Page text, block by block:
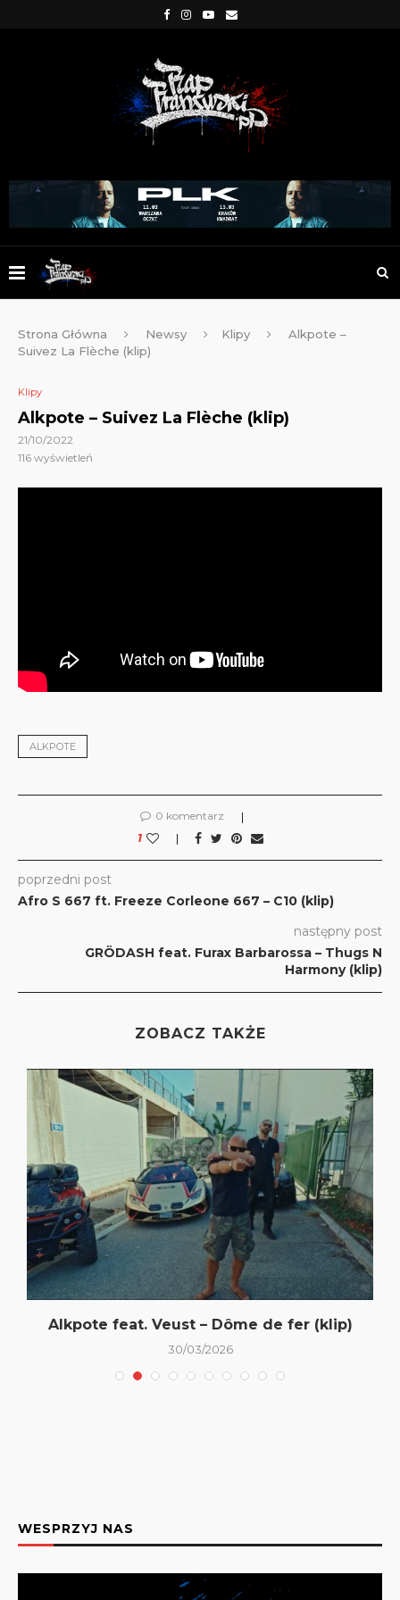
Strona Główna Newsy Klipy
Alkpote –
Suivez La Flèche (klip)
Klipy
Alkpote – Suivez La Flèche (klip)
21/10/2022
116 wyświetleń
ALKPOTE
0 komentarz
1
poprzedni post
Afro S 667 ft. Freeze Corleone 667 – C10 (klip)
następny post
GRÖDASH feat. Furax Barbarossa – Thugs N
Harmony (klip)
ZOBACZ TAKŻE
Alkpote feat. Veust – Dôme de fer (klip)
30/03/2026
WESPRZYJ NAS